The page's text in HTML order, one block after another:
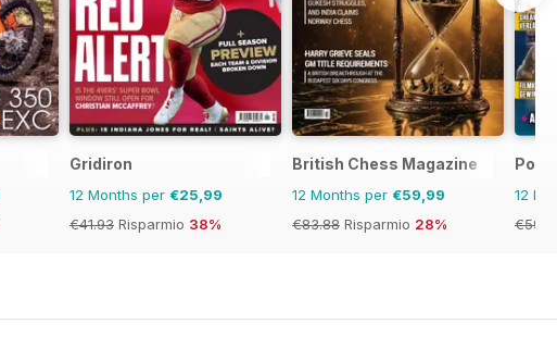
Gridiron
12 Months per €25,99
€41.93 Risparmio 38%
British Chess Magazine
12 Months per €59,99
€83.88 Risparmio 28%
12